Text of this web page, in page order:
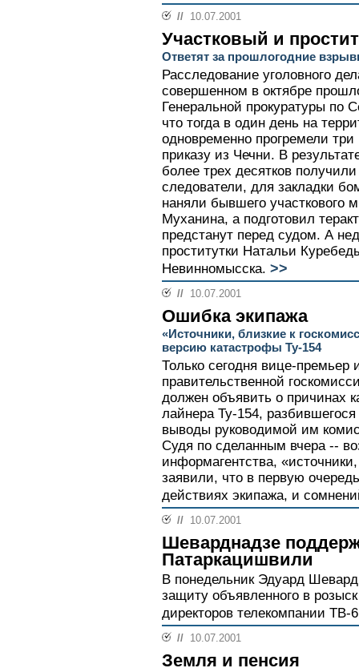
// 10.07.2001
Участковый и
Ответят за прошлогодние
Расследование уголовного
совершенном в октябре
Генеральной прокуратуры по
что тогда в один день на
одновременно прогремели
приказу из Чечни. В
более трех десятков
следователи, для закладки
наняли бывшего участкового
Муханина, а подготовил
предстанут перед судом. А
проститутки Натальи
Невинномысска. >>
// 10.07.2001
Ошибка экипажа
«Источники, близкие к
версию катастрофы Ту-154
Только сегодня вице-премьер
правительственной
должен объявить о причинах
лайнера Ту-154,
выводы руководимой им
Судя по сделанным вчера --
информагентства,
заявили, что в первую
действиях экипажа, и
// 10.07.2001
Шеварднадзе
Патаркацишвили
В понедельник Эдуард
защиту объявленного в
директоров телекомпании
// 10.07.2001
Земля и пенсия